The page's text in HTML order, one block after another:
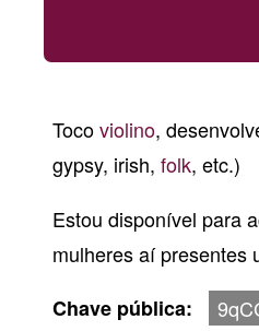
Tocoviolino,
gypsy, irish, folk, etc.)
Estou disponível para
mulheres aí presentes
Chave pública